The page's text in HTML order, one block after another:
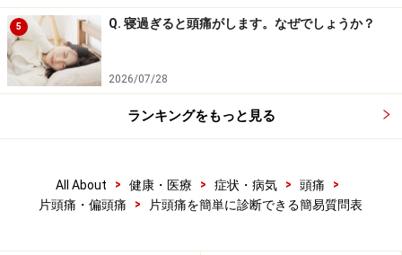
5 Q. 寝過ぎると頭痛がします。なぜでしょうか？
2026/07/28
ランキングをもっと見る
All About > 健康・医療 > 症状・病気 > 頭痛
>
片頭痛・偏頭痛
> 片頭痛を簡単に診断できる簡易質問表